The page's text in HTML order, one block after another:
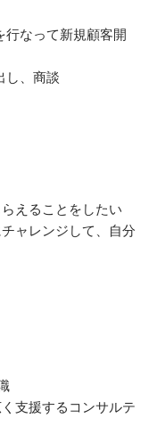
行なって新規顧客開
し、商談
えることをしたい
ャレンジして、自分
支援するコンサルテ